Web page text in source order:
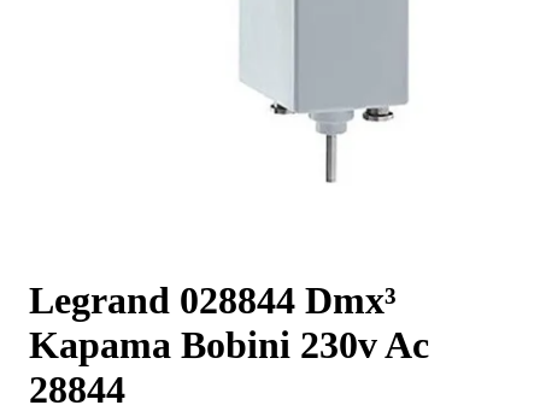
Legrand 028844 Dmx³
Kapama Bobini 230v Ac
28844